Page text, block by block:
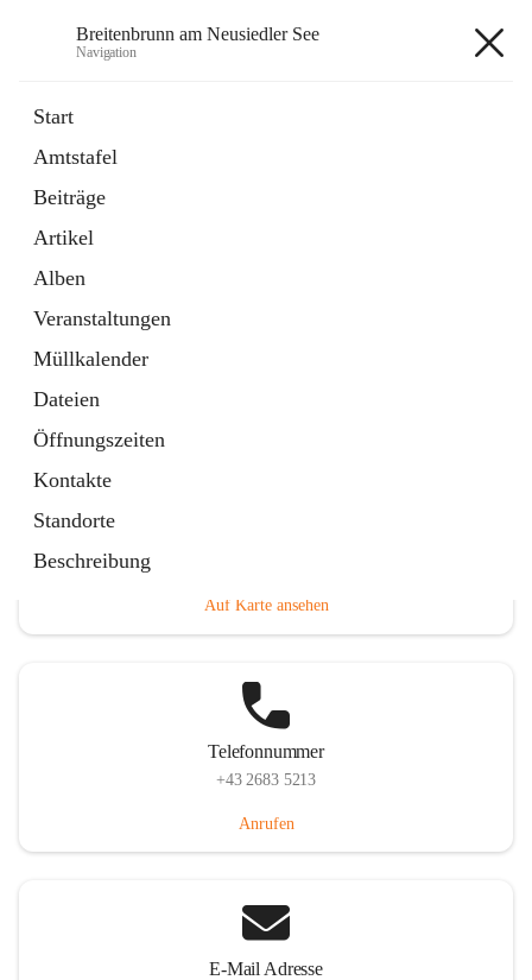
Breitenbrunn am Neusiedler See
Navigation
Start
Amtstafel
Beiträge
Artikel
Alben
Veranstaltungen
Müllkalender
Dateien
Öffnungszeiten
Kontakte
Standorte
Beschreibung
18 Schnellzugriffe
Gemeindeservice
Auf Karte ansehen
Telefonnummer
+43 2683 5213
Anrufen
E-Mail Adresse